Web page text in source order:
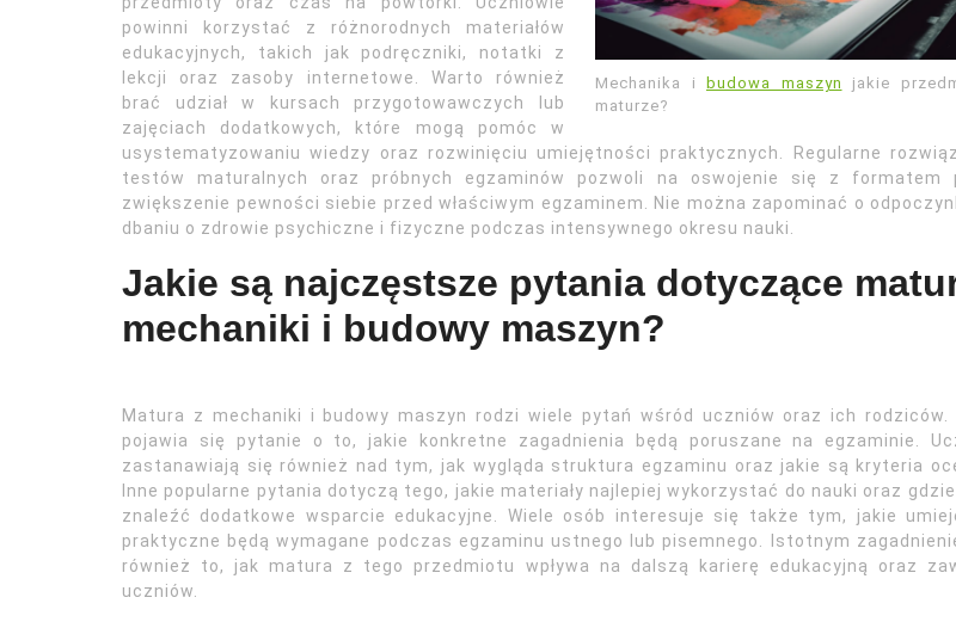
Mechanika i budowa maszyn jakie
maturze?
powinni korzystać z różnorodnych materiałów
edukacyjnych, takich jak podręczniki, notatki z
lekcji oraz zasoby internetowe. Warto również
brać udział w kursach przygotowawczych lub
zajęciach dodatkowych, które mogą pomóc w
usystematyzowaniu wiedzy oraz rozwinięciu umiejętności praktycznych. Regularne
testów maturalnych oraz próbnych egzaminów pozwoli na oswojenie się z formatem
zwiększenie pewności siebie przed właściwym egzaminem. Nie można zapominać o
dbaniu o zdrowie psychiczne i fizyczne podczas intensywnego okresu nauki.
Jakie są najczęstsze pytania dotyczące
mechaniki i budowy maszyn?
Matura z mechaniki i budowy maszyn rodzi wiele pytań wśród uczniów oraz ich rodziców.
pojawia się pytanie o to, jakie konkretne zagadnienia będą poruszane na egzaminie.
zastanawiają się również nad tym, jak wygląda struktura egzaminu oraz jakie są kryteria
Inne popularne pytania dotyczą tego, jakie materiały najlepiej wykorzystać do nauki oraz
znaleźć dodatkowe wsparcie edukacyjne. Wiele osób interesuje się także tym, jakie
praktyczne będą wymagane podczas egzaminu ustnego lub pisemnego. Istotnym
również to, jak matura z tego przedmiotu wpływa na dalszą karierę edukacyjną oraz
uczniów.